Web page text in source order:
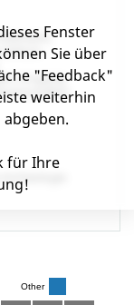
Fenster
Sie über
"Feedback"
weiterhin
für Ihre
-
Umgang
.
Other